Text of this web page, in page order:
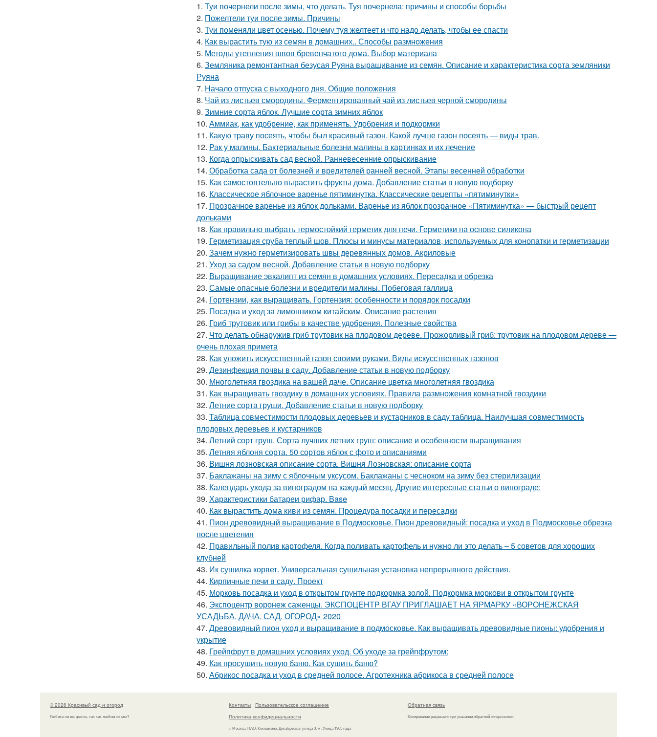
1. Туи почернели после зимы, что делать. Туя почернела: причины и способы борьбы
2. Пожелтели туи после зимы. Причины
3. Туи поменяли цвет осенью. Почему туя желтеет и что надо делать, чтобы ее спасти
4. Как вырастить тую из семян в домашних.. Способы размножения
5. Методы утепления швов бревенчатого дома. Выбор материала
6. Земляника ремонтантная безусая Руяна выращивание из семян. Описание и характеристика сорта земляники
Руяна
7. Начало отпуска с выходного дня. Общие положения
8. Чай из листьев смородины. Ферментированный чай из листьев черной смородины
9. Зимние сорта яблок. Лучшие сорта зимних яблок
10. Аммиак, как удобрение, как применять. Удобрения и подкормки
11. Какую траву посеять, чтобы был красивый газон. Какой лучше газон посеять — виды трав.
12. Рак у малины. Бактериальные болезни малины в картинках и их лечение
13. Когда опрыскивать сад весной. Ранневесенние опрыскивание
14. Обработка сада от болезней и вредителей ранней весной. Этапы весенней обработки
15. Как самостоятельно вырастить фрукты дома. Добавление статьи в новую подборку
16. Классическое яблочное варенье пятиминутка. Классические рецепты «пятиминутки»
17. Прозрачное варенье из яблок дольками. Варенье из яблок прозрачное «Пятиминутка» — быстрый рецепт
дольками
18. Как правильно выбрать термостойкий герметик для печи. Герметики на основе силикона
19. Герметизация сруба теплый шов. Плюсы и минусы материалов, используемых для конопатки и герметизации
20. Зачем нужно герметизировать швы деревянных домов. Акриловые
21. Уход за садом весной. Добавление статьи в новую подборку
22. Выращивание эвкалипт из семян в домашних условиях. Пересадка и обрезка
23. Самые опасные болезни и вредители малины. Побеговая галлица
24. Гортензии, как выращивать. Гортензия: особенности и порядок посадки
25. Посадка и уход за лимонником китайским. Описание растения
26. Гриб трутовик или грибы в качестве удобрения. Полезные свойства
27. Что делать обнаружив гриб трутовик на плодовом дереве. Прожорливый гриб: трутовик на плодовом дереве —
очень плохая примета
28. Как уложить искусственный газон своими руками. Виды искусственных газонов
29. Дезинфекция почвы в саду. Добавление статьи в новую подборку
30. Многолетняя гвоздика на вашей даче. Описание цветка многолетняя гвоздика
31. Как выращивать гвоздику в домашних условиях. Правила размножения комнатной гвоздики
32. Летние сорта груши. Добавление статьи в новую подборку
33. Таблица совместимости плодовых деревьев и кустарников в саду таблица. Наилучшая совместимость
плодовых деревьев и кустарников
34. Летний сорт груш. Сорта лучших летних груш: описание и особенности выращивания
35. Летняя яблоня сорта. 50 сортов яблок с фото и описаниями
36. Вишня лозновская описание сорта. Вишня Лозновская: описание сорта
37. Баклажаны на зиму с яблочным уксусом. Баклажаны с чесноком на зиму без стерилизации
38. Календарь ухода за виноградом на каждый месяц. Другие интересные статьи о винограде:
39. Характеристики батареи рифар. Base
40. Как вырастить дома киви из семян. Процедура посадки и пересадки
41. Пион древовидный выращивание в Подмосковье. Пион древовидный: посадка и уход в Подмосковье обрезка
после цветения
42. Правильный полив картофеля. Когда поливать картофель и нужно ли это делать – 5 советов для хороших
клубней
43. Ик сушилка корвет. Универсальная сушильная установка непрерывного действия.
44. Кирпичные печи в саду. Проект
45. Морковь посадка и уход в открытом грунте подкормка золой. Подкормка моркови в открытом грунте
46. Экспоцентр воронеж саженцы. ЭКСПОЦЕНТР ВГАУ ПРИГЛАШАЕТ НА ЯРМАРКУ «ВОРОНЕЖСКАЯ
УСАДЬБА. ДАЧА. САД. ОГОРОД» 2020
47. Древовидный пион уход и выращивание в подмосковье. Как выращивать древовидные пионы: удобрения и
укрытие
48. Грейпфрут в домашних условиях уход. Об уходе за грейпфрутом:
49. Как просушить новую баню. Как сушить баню?
50. Абрикос посадка и уход в средней полосе. Агротехника абрикоса в средней полосе
© 2026 Красивый сад и огород
Любите ли вы цветы, так как любим их мы?
Контакты
Пользовательское соглашение
Политика конфидециальности
г. Москва, НАО, Кокошкино, Декабрьская улица 3, м. Улица 1905 года
Обратная связь
Копирование разрешено при указании обратной гиперссылки.